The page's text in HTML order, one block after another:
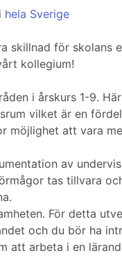
hela Sverige
skillnad för skolans
kollegium!
i årskurs 1-9.
vilket är en
möjlighet att vara
av
tas tillvara
För detta
och du bör ha
att arbeta i en